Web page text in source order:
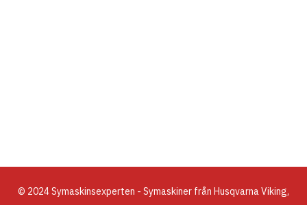
© 2024 Symaskinsexperten - Symaskiner från Husqvarna Viking,